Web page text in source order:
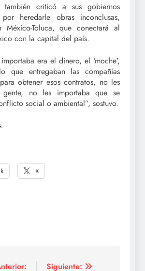
también criticó a sus gobiernos
por heredarle obras inconclusas,
Toluca, que conectará al
con la capital del país.
era el dinero, el ‘moche’,
que entregaban las compañías
obtener esos contratos, no les
gente, no les importaba que se
social o ambiental”, sostuvo.
X
Siguiente: